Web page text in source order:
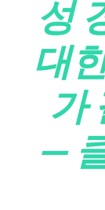
성
대
가
—